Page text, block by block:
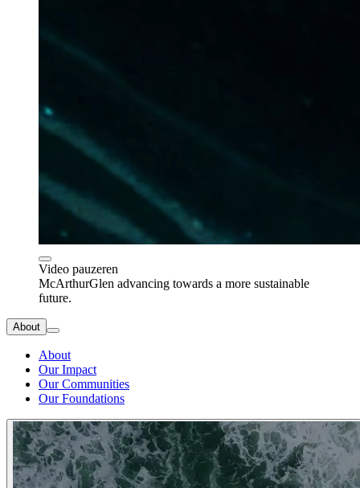
Video pauzeren
McArthurGlen advancing towards a more sustainable
future.
About
About
Our Impact
Our Communities
Our Foundations